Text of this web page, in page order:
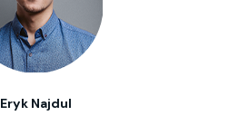
Eryk Najdul